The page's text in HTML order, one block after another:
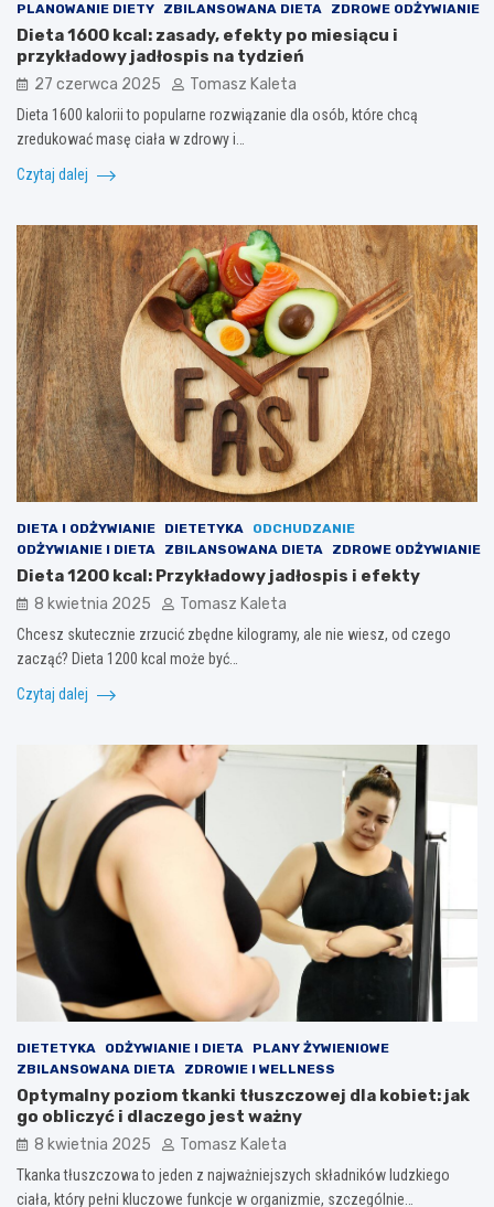
PLANOWANIE DIETY
ZBILANSOWANA DIETA ZDROWE ODŻYWIANIE
Dieta 1600 kcal: zasady, efekty po miesiącu i
przykładowy jadłospis na tydzień
27 czerwca 2025 Tomasz Kaleta
Dieta 1600 kalorii to popularne rozwiązanie dla osób, które chcą
zredukować masę ciała w zdrowy i…
Czytaj dalej
DIETA I ODŻYWIANIE DIETETYKA
ODCHUDZANIE
ODŻYWIANIE I DIETA
ZBILANSOWANA DIETA ZDROWE ODŻYWIANIE
Dieta 1200 kcal: Przykładowy jadłospis i efekty
8 kwietnia 2025 Tomasz Kaleta
Chcesz skutecznie zrzucić zbędne kilogramy, ale nie wiesz, od czego
zacząć? Dieta 1200 kcal może być…
Czytaj dalej
DIETETYKA ODŻYWIANIE I DIETA
PLANY ŻYWIENIOWE
ZBILANSOWANA DIETA
ZDROWIE I WELLNESS
Optymalny poziom tkanki tłuszczowej dla kobiet: jak
go obliczyć i dlaczego jest ważny
8 kwietnia 2025 Tomasz Kaleta
Tkanka tłuszczowa to jeden z najważniejszych składników ludzkiego
ciała, który pełni kluczowe funkcje w organizmie, szczególnie…